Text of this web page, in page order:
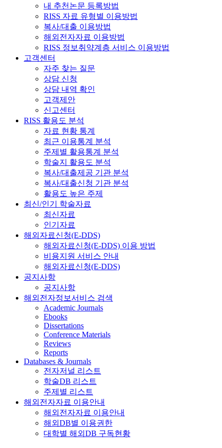
내 추천논문 등록방법
RISS 자료 유형별 이용방법
복사/대출 이용방법
해외전자자료 이용방법
RISS 정보취약계층 서비스 이용방법
고객센터
자주 찾는 질문
상담 신청
상담 내역 확인
고객제안
신고센터
RISS 활용도 분석
자료 현황 통계
최근 이용통계 분석
주제별 활용통계 분석
학술지 활용도 분석
복사/대출제공 기관 분석
복사/대출신청 기관 분석
활용도 높은 주제
최신/인기 학술자료
최신자료
인기자료
해외자료신청(E-DDS)
해외자료신청(E-DDS) 이용 방법
비용지원 서비스 안내
해외자료신청(E-DDS)
공지사항
공지사항
해외전자정보서비스 검색
Academic Journals
Ebooks
Dissertations
Conference Materials
Reviews
Reports
Databases & Journals
전자저널 리스트
학술DB 리스트
주제별 리스트
해외전자자료 이용안내
해외전자자료 이용안내
해외DB별 이용권한
대학별 해외DB 구독현황